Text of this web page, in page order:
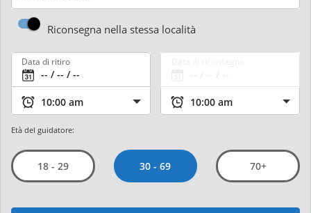
Riconsegna nella stessa località
Data di ritiro
Età del guidatore:
18 - 29 30 - 69 70+